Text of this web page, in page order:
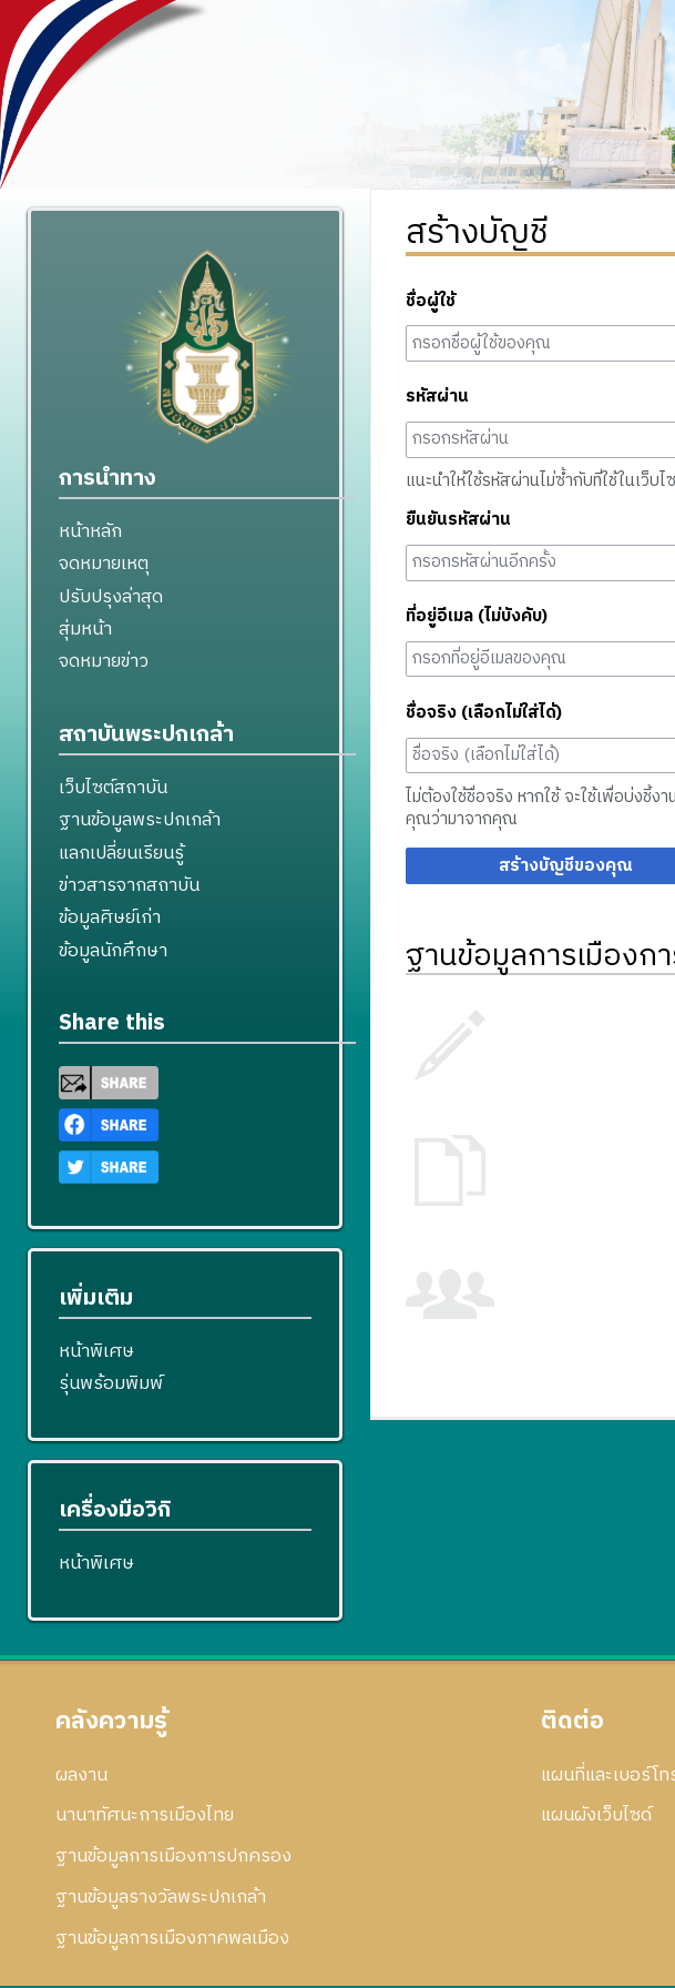
สร้างบัญชี
ชื่อผู้ใช้
รหัสผ่าน
แนะนำให้ใช้รหัสผ่านไม่ซ้ำกับที่ใช้ในเว็บ
ยืนยันรหัสผ่าน
ที่อยู่อีเมล (ไม่บังคับ)
ชื่อจริง (เลือกไม่ใส่ได้)
ไม่ต้องใช้ชื่อจริง หากใช้ จะใช้เพื่อบ่งชี้ง
คุณว่ามาจากคุณ
สร้างบัญชีของคุณ
ฐานข้อมูลการเมือง
การนำทาง
หน้าหลัก
จดหมายเหตุ
ปรับปรุงล่าสุด
สุ่มหน้า
จดหมายข่าว
สถาบันพระปกเกล้า
เว็บไซต์สถาบัน
ฐานข้อมูลพระปกเกล้า
แลกเปลี่ยนเรียนรู้
ข่าวสารจากสถาบัน
ข้อมูลศิษย์เก่า
ข้อมูลนักศึกษา
Share this
เพิ่มเติม
หน้าพิเศษ
รุ่นพร้อมพิมพ์
เครื่องมือวิกิ
หน้าพิเศษ
คลังความรู้
ผลงาน
นานาทัศนะการเมืองไทย
ฐานข้อมูลการเมืองการปกครอง
ฐานข้อมูลรางวัลพระปกเกล้า
ฐานข้อมูลการเมืองภาคพลเมือง
ติดต่อ
แผนที่และเบอร์โท
แผนผังเว็บไซด์